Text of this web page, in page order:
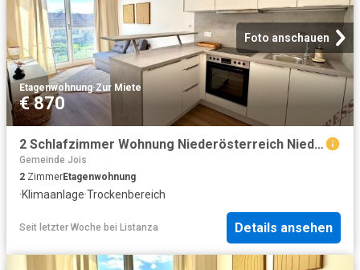
Foto anschauen
Etagenwohnung·Zur Miete
€ 870
2 Schlafzimmer Wohnung Niederösterreich Niederösterreich 104642383
Gemeinde Jois
2 ZimmerEtagenwohnung
·Klimaanlage·Trockenbereich
Seit letzter Woche bei Listanza Details ansehen